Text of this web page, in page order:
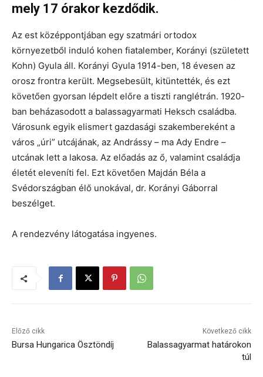
mely 17 órakor kezdődik.
Az est középpontjában egy szatmári ortodox
környezetből induló kohen fiatalember, Korányi (született
Kohn) Gyula áll. Korányi Gyula 1914-ben, 18 évesen az
orosz frontra került. Megsebesült, kitüntették, és ezt
követően gyorsan lépdelt előre a tiszti ranglétrán. 1920-
ban beházasodott a balassagyarmati Heksch családba.
Városunk egyik elismert gazdasági szakembereként a
város „úri” utcájának, az Andrássy – ma Ady Endre –
utcának lett a lakosa. Az előadás az ő, valamint családja
életét eleveníti fel. Ezt követően Majdán Béla a
Svédországban élő unokával, dr. Korányi Gáborral
beszélget.
A rendezvény látogatása ingyenes.
Előző cikk
Bursa Hungarica Ösztöndíj
Következő cikk
Balassagyarmat határokon
túl